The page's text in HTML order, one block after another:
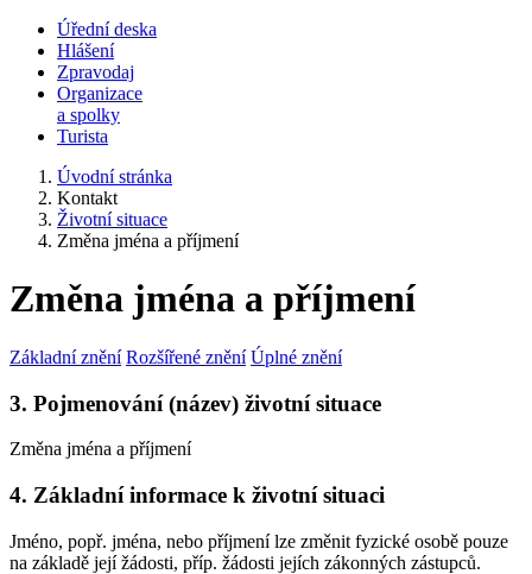
Úřední deska
Hlášení
Zpravodaj
Organizace
a spolky
Turista
Úvodní stránka
Kontakt
Životní situace
Změna jména a příjmení
Změna jména a příjmení
Základní znění Rozšířené znění Úplné znění
3. Pojmenování (název) životní situace
Změna jména a příjmení
4. Základní informace k životní situaci
Jméno, popř. jména, nebo příjmení lze změnit fyzické osobě pouze
na základě její žádosti, příp. žádosti jejích zákonných zástupců.